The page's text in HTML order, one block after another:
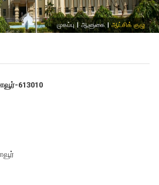
முகப்பு | ஆளுகை |ஆட்சிக் குழு
613010